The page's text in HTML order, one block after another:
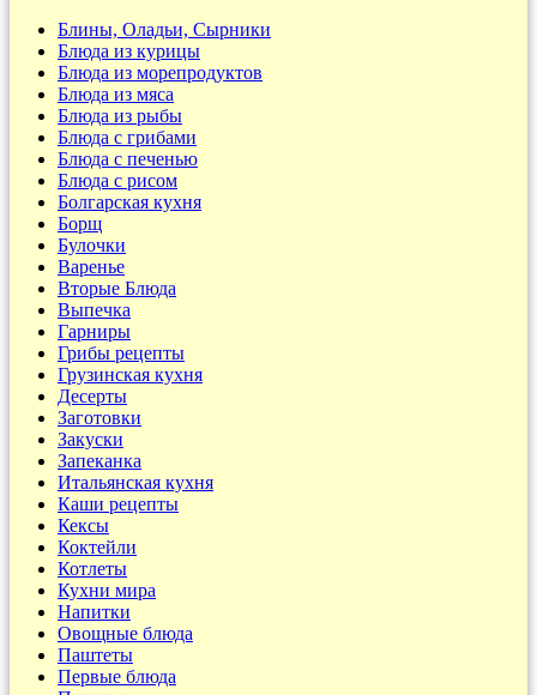
Блины, Оладьи, Сырники
Блюда из курицы
Блюда из морепродуктов
Блюда из мяса
Блюда из рыбы
Блюда с грибами
Блюда с печенью
Блюда с рисом
Болгарская кухня
Борщ
Булочки
Варенье
Вторые Блюда
Выпечка
Гарниры
Грибы рецепты
Грузинская кухня
Десерты
Заготовки
Закуски
Запеканка
Итальянская кухня
Каши рецепты
Кексы
Коктейли
Котлеты
Кухни мира
Напитки
Овощные блюда
Паштеты
Первые блюда